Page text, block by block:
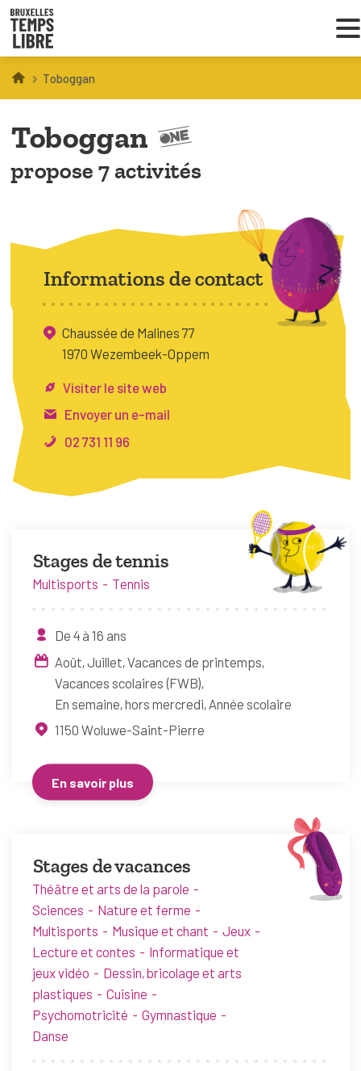
Infos parents
Coordinations ATL
VOUS CHERCHEZ DES ACTIVITÉS
À BRUXELLES
Trouver une activité
Espace pro
Bruxelles Temps Libre
Toboggan
Toboggan
propose 7 activités
Stages de tennis
Multisports Tennis
De 4 à 16 ans
Août Juillet Vacances de printemps
Vacances scolaires (FWB)
En semaine, hors mercredi Année scolaire
1150 Woluwe-Saint-Pierre
En savoir plus
Stages de vacances
Théâtre et arts de la parole
Sciences
Nature et ferme
Multisports
Musique et chant
Jeux
Lecture et contes
Informatique et
jeux vidéo
Dessin, bricolage et arts
plastiques
Cuisine
Psychomotricité
Gymnastique
Danse
Informations de contact
Chaussée de Malines 77
1970 Wezembeek-Oppem
Visiter le site web
Envoyer un e-mail
02 731 11 96